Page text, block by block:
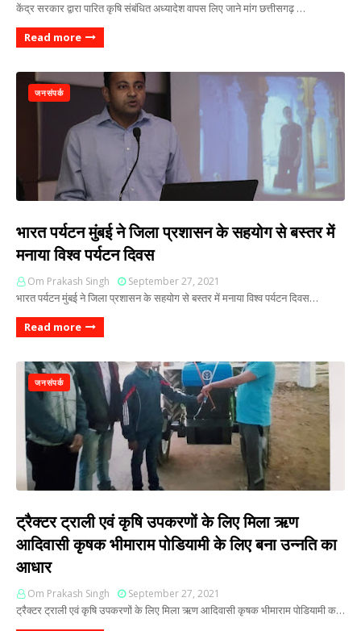
केंद्र सरकार द्वारा पारित कृषि संबंधित अध्यादेश वापस लिए जाने मांग छत्तीसगढ़ …
Read more
जनसंपर्क
भारत पर्यटन मुंबई ने जिला प्रशासन के सहयोग से बस्तर में
मनाया विश्व पर्यटन दिवस
Om Prakash Singh September 27, 2021
भारत पर्यटन मुंबई ने जिला प्रशासन के सहयोग से बस्तर में मनाया विश्व पर्यटन दिवस…
Read more
जनसंपर्क
ट्रैक्टर ट्राली एवं कृषि उपकरणों के लिए मिला ऋण
आदिवासी कृषक भीमाराम पोडियामी के लिए बना उन्नति का
आधार
Om Prakash Singh September 27, 2021
ट्रैक्टर ट्राली एवं कृषि उपकरणों के लिए मिला ऋण आदिवासी कृषक भीमाराम पोडियामी क…